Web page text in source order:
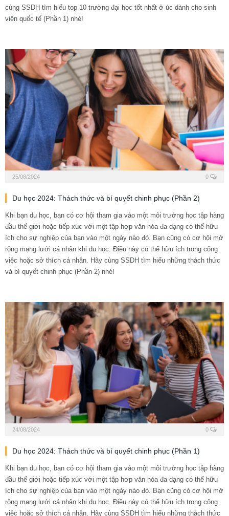
cùng SSDH tìm hiểu top 10 trường đại học tốt nhất ở úc dành cho sinh
viên quốc tế (Phần 1) nhé!
25/08/2024 0
Du học 2024: Thách thức và bí quyết chinh phục (Phần 2)
Khi bạn du học, bạn có cơ hội tham gia vào một môi trường học tập hàng
đầu thế giới hoặc tiếp xúc với một tập hợp văn hóa đa dạng có thể hữu
ích cho sự nghiệp của bạn vào một ngày nào đó. Bạn cũng có cơ hội mở
rộng mạng lưới cá nhân khi du học. Điều này có thể hữu ích trong công
việc hoặc sở thích cá nhân. Hãy cùng SSDH tìm hiểu những thách thức
và bí quyết chinh phục (Phần 2) nhé!
24/08/2024 0
Du học 2024: Thách thức và bí quyết chinh phục (Phần 1)
Khi bạn du học, bạn có cơ hội tham gia vào một môi trường học tập hàng
đầu thế giới hoặc tiếp xúc với một tập hợp văn hóa đa dạng có thể hữu
ích cho sự nghiệp của bạn vào một ngày nào đó. Bạn cũng có cơ hội mở
rộng mạng lưới cá nhân khi du học. Điều này có thể hữu ích trong công
việc hoặc sở thích cá nhân. Hãy cùng SSDH tìm hiểu những thách thức